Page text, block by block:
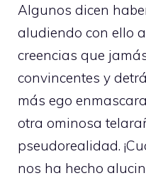
Algunos dicen
aludiendo con ello
creencias que
convincentes y
más ego
otra ominosa
pseudorealidad.
nos ha hecho